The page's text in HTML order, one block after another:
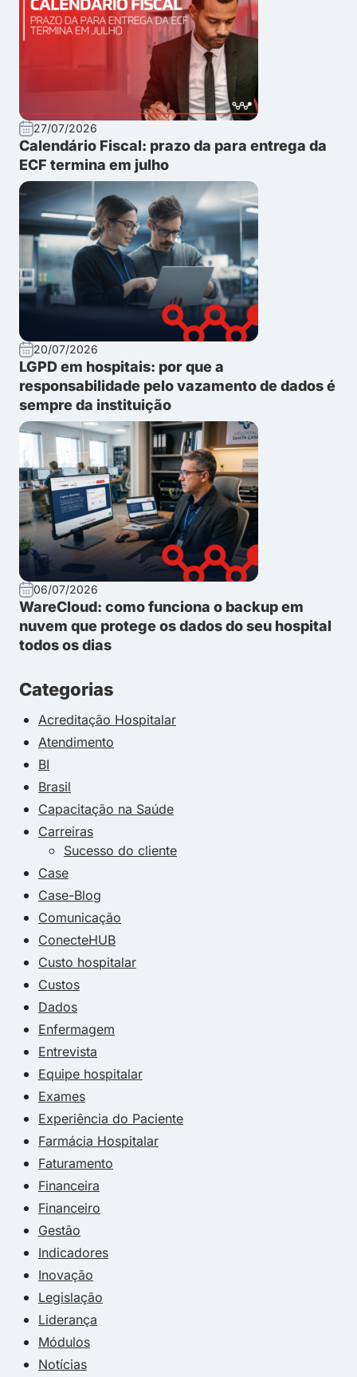
27/07/2026
Calendário Fiscal: prazo da para entrega da
ECF termina em julho
20/07/2026
LGPD em hospitais: por que a
responsabilidade pelo vazamento de dados é
sempre da instituição
06/07/2026
WareCloud: como funciona o backup em
nuvem que protege os dados do seu hospital
todos os dias
Categorias
Acreditação Hospitalar
Atendimento
BI
Brasil
Capacitação na Saúde
Carreiras
Sucesso do cliente
Case
Case-Blog
Comunicação
ConecteHUB
Custo hospitalar
Custos
Dados
Enfermagem
Entrevista
Equipe hospitalar
Exames
Experiência do Paciente
Farmácia Hospitalar
Faturamento
Financeira
Financeiro
Gestão
Indicadores
Inovação
Legislação
Liderança
Módulos
Notícias